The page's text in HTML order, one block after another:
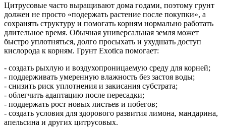
Цитрусовые часто выращивают дома годами, поэтому грунт
должен не просто «подержать растение после покупки», а
сохранять структуру и помогать корням нормально работать
длительное время. Обычная универсальная земля может
быстро уплотняться, долго просыхать и ухудшать доступ
кислорода к корням. Грунт Exotica помогает:
- создать рыхлую и воздухопроницаемую среду для корней;
- поддерживать умеренную влажность без застоя воды;
- снизить риск уплотнения и закисания субстрата;
- облегчить адаптацию после пересадки;
- поддержать рост новых листьев и побегов;
- создать условия для здорового развития лимона, мандарина,
апельсина и других цитрусовых.